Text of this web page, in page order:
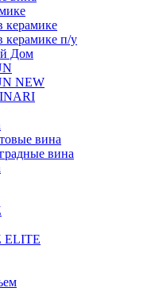
керамике
керамике п/у
Дом
NEW
вина
вина
ELITE